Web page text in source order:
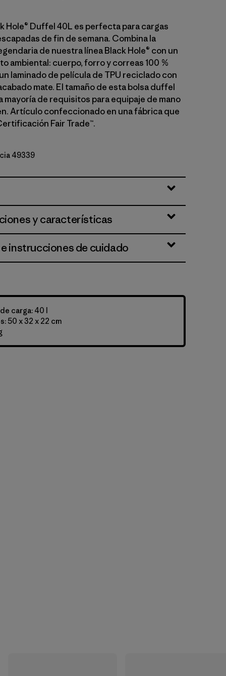
Hole® Duffel 40L es perfecta para cargas
de fin de semana. Combina la
de nuestra línea Black Hole® con un
ambiental: cuerpo, forro y correas 100 %
laminado de película de TPU reciclado con
mate. El tamaño de esta bolsa duffel
mayoría de requisitos para equipaje de mano
Artículo confeccionado en una fábrica que
Fair Trade™.
49339
y características
instrucciones de cuidado
carga: 40 l
50 x 32 x 22 cm